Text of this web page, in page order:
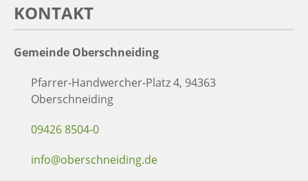
KONTAKT
Gemeinde Oberschneiding
Pfarrer-Handwercher-Platz 4, 94363
Oberschneiding
09426 8504-0
info@oberschneiding.de